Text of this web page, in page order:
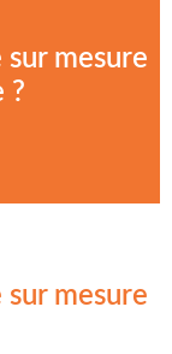
mesure
?
mesure